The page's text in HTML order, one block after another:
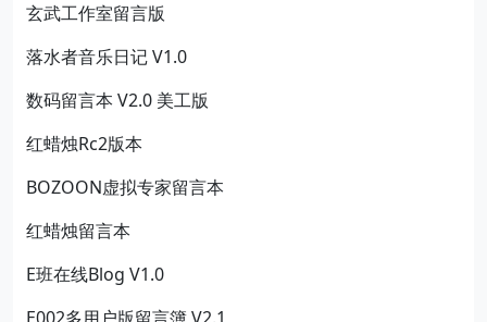
玄武工作室留言版
落水者音乐日记 V1.0
数码留言本 V2.0 美工版
红蜡烛Rc2版本
BOZOON虚拟专家留言本
红蜡烛留言本
E班在线Blog V1.0